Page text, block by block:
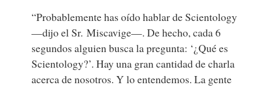
“Probablemente has oído hablar de Scientology
—dijo el Sr. Miscavige—. De hecho, cada 6
segundos alguien busca la pregunta: ‘¿Qué es
Scientology?’. Hay una gran cantidad de charla
acerca de nosotros. Y lo entendemos. La gente